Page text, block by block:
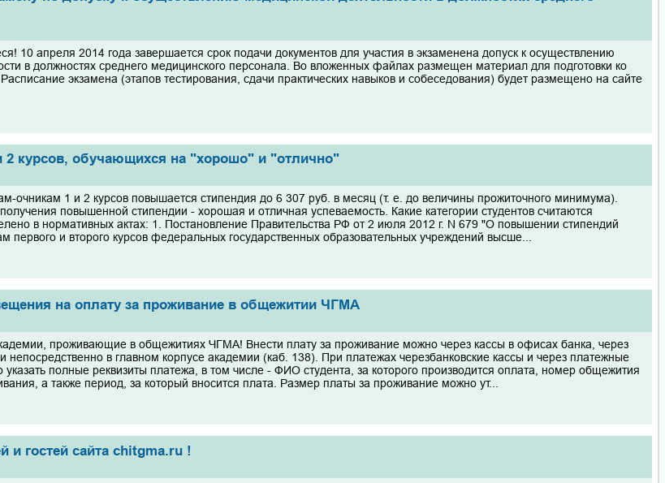
10 апреля 2014 года завершается срок подачи документов для участия в экзаменена допуск к осуществлению
в должностях среднего медицинского персонала. Во вложенных файлах размещен материал для подготовки ко
экзамена (этапов тестирования, сдачи практических навыков и собеседования) будет размещено на сайте
2 курсов, обучающихся на "хорошо" и "отлично"
очникам 1 и 2 курсов повышается стипендия до 6 307 руб. в месяц (т. е. до величины прожиточного минимума).
повышенной стипендии - хорошая и отличная успеваемость. Какие категории студентов считаются
в нормативных актах: 1. Постановление Правительства РФ от 2 июля 2012 г. N 679 "О повышении стипендий
первого и второго курсов федеральных государственных образовательных учреждений высше...
на оплату за проживание в общежитии ЧГМА
проживающие в общежитиях ЧГМА! Внести плату за проживание можно через кассы в офисах банка, через
в главном корпусе академии (каб. 138). При платежах черезбанковские кассы и через платежные
полные реквизиты платежа, в том числе - ФИО студента, за которого производится оплата, номер общежития
а также период, за который вносится плата. Размер платы за проживание можно ут...
и гостей сайта chitgma.ru !